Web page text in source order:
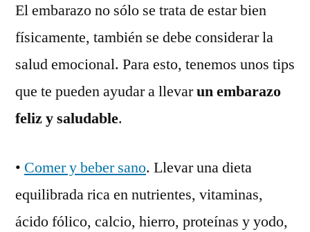
El embarazo no sólo se trata de estar bien
físicamente, también se debe considerar la
salud emocional. Para esto, tenemos unos tips
que te pueden ayudar a llevarun embarazo
feliz y saludable.
• Comer y beber sano. Llevar una dieta
equilibrada rica en nutrientes, vitaminas,
ácido fólico, calcio, hierro, proteínas y yodo,